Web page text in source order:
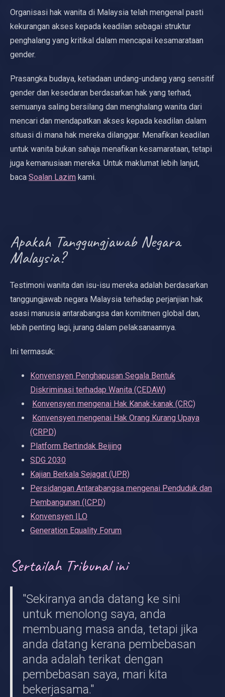
Organisasi hak wanita di Malaysia telah mengenal pasti
kekurangan akses kepada keadilan sebagai struktur
penghalang yang kritikal dalam mencapai kesamarataan
gender.
Prasangka budaya, ketiadaan undang-undang yang sensitif
gender dan kesedaran berdasarkan hak yang terhad,
semuanya saling bersilang dan menghalang wanita dari
mencari dan mendapatkan akses kepada keadilan dalam
situasi di mana hak mereka dilanggar. Menafikan keadilan
untuk wanita bukan sahaja menafikan kesamarataan, tetapi
juga kemanusiaan mereka. Untuk maklumat lebih lanjut,
baca Soalan Lazim kami.
Apakah Tanggungjawab Negara
Malaysia?
Testimoni wanita dan isu-isu mereka adalah berdasarkan
tanggungjawab negara Malaysia terhadap perjanjian hak
asasi manusia antarabangsa dan komitmen global dan,
lebih penting lagi, jurang dalam pelaksanaannya.
Ini termasuk:
Konvensyen Penghapusan Segala Bentuk
Diskriminasi terhadap Wanita (CEDAW)
Konvensyen mengenai Hak Kanak-kanak (CRC)
Konvensyen mengenai Hak Orang Kurang Upaya
(CRPD)
Platform Bertindak Beijing
SDG 2030
Kajian Berkala Sejagat (UPR)
Persidangan Antarabangsa mengenai Penduduk dan
Pembangunan (ICPD)
Konvensyen ILO
Generation Equality Forum
Sertailah Tribunal ini
"Sekiranya anda datang ke sini
untuk menolong saya, anda
membuang masa anda, tetapi jika
anda datang kerana pembebasan
anda adalah terikat dengan
pembebasan saya, mari kita
bekerjasama."